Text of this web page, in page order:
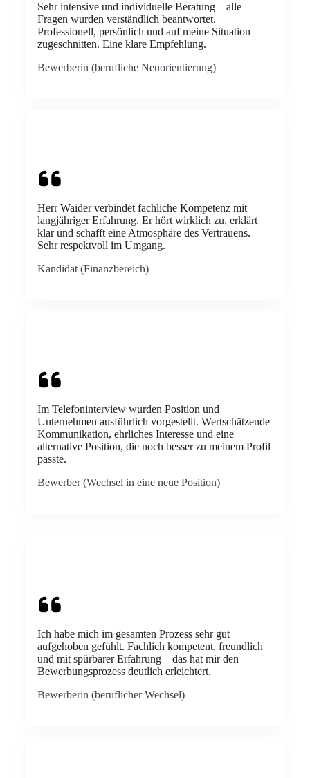
Sehr intensive und individuelle Beratung – alle
Fragen wurden verständlich beantwortet.
Professionell, persönlich und auf meine Situation
zugeschnitten. Eine klare Empfehlung.
Bewerberin (berufliche Neuorientierung)
Herr Waider verbindet fachliche Kompetenz mit
langjähriger Erfahrung. Er hört wirklich zu, erklärt
klar und schafft eine Atmosphäre des Vertrauens.
Sehr respektvoll im Umgang.
Kandidat (Finanzbereich)
Im Telefoninterview wurden Position und
Unternehmen ausführlich vorgestellt. Wertschätzende
Kommunikation, ehrliches Interesse und eine
alternative Position, die noch besser zu meinem Profil
passte.
Bewerber (Wechsel in eine neue Position)
Ich habe mich im gesamten Prozess sehr gut
aufgehoben gefühlt. Fachlich kompetent, freundlich
und mit spürbarer Erfahrung – das hat mir den
Bewerbungsprozess deutlich erleichtert.
Bewerberin (beruflicher Wechsel)